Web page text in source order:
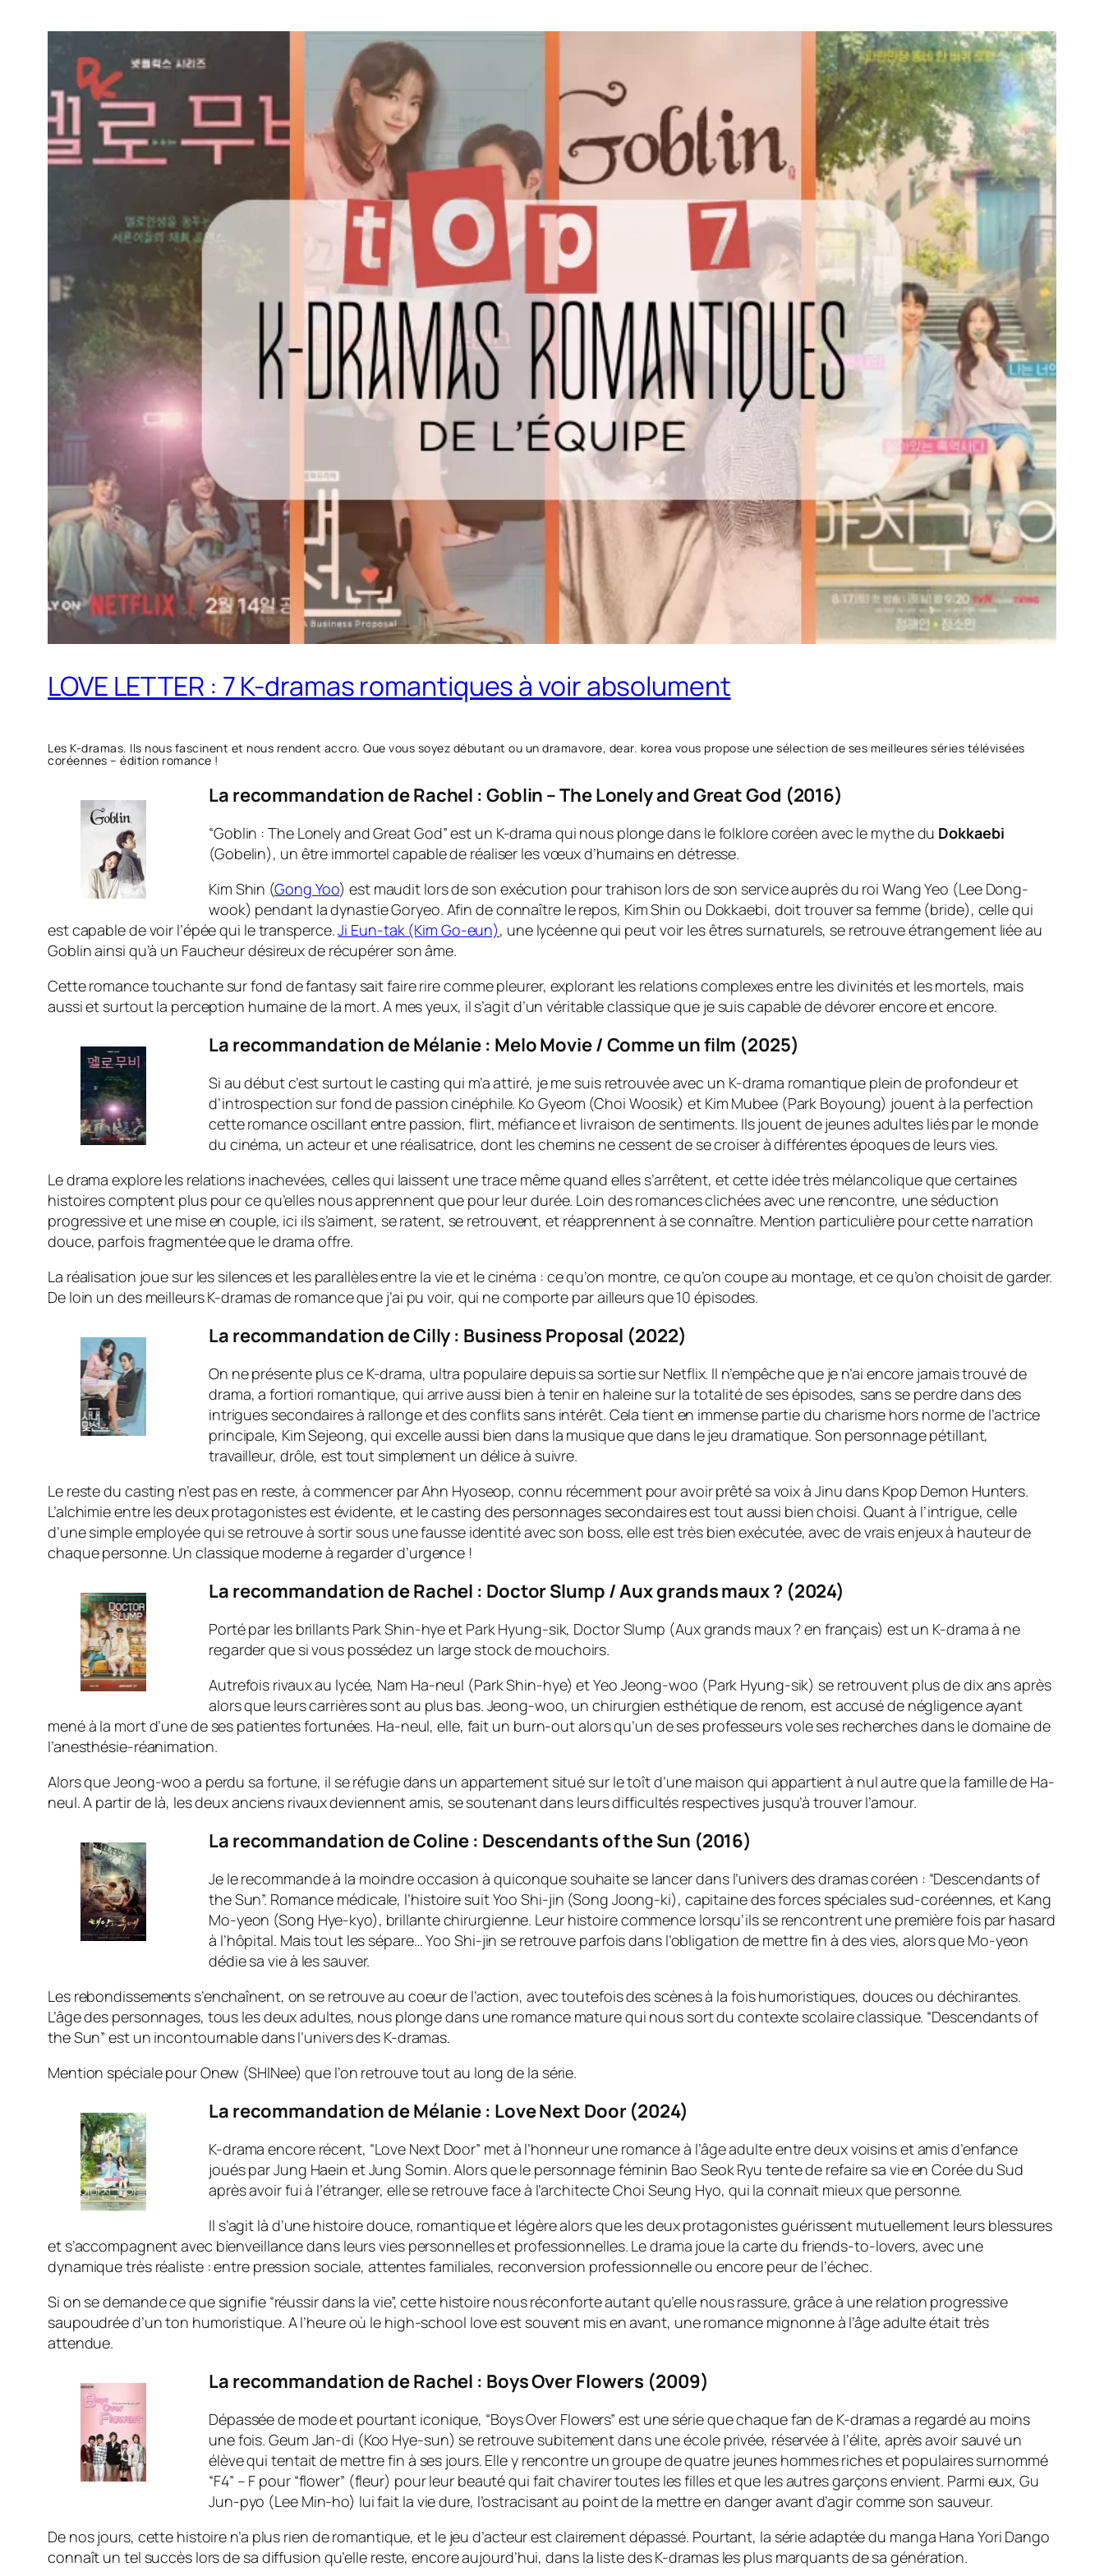
LOVE LETTER : 7 K-dramas romantiques à voir absolument
Les K-dramas. Ils nous fascinent et nous rendent accro. Que vous soyez débutant ou un dramavore, dear. korea vous propose une sélection de ses meilleures séries télévisées
coréennes – édition romance !
La recommandation de Rachel : Goblin – The Lonely and Great God (2016)
“Goblin : The Lonely and Great God” est un K-drama qui nous plonge dans le folklore coréen avec le mythe du Dokkaebi
(Gobelin), un être immortel capable de réaliser les vœux d’humains en détresse.
Kim Shin (Gong Yoo) est maudit lors de son exécution pour trahison lors de son service auprès du roi Wang Yeo (Lee Dong-
wook) pendant la dynastie Goryeo. Afin de connaître le repos, Kim Shin ou Dokkaebi, doit trouver sa femme (bride), celle qui
est capable de voir l’épée qui le transperce.Ji Eun-tak (Kim Go-eun), une lycéenne qui peut voir les êtres surnaturels, se retrouve étrangement liée au
Goblin ainsi qu’à un Faucheur désireux de récupérer son âme.
Cette romance touchante sur fond de fantasy sait faire rire comme pleurer, explorant les relations complexes entre les divinités et les mortels, mais
aussi et surtout la perception humaine de la mort. A mes yeux, il s’agit d’un véritable classique que je suis capable de dévorer encore et encore.
La recommandation de Mélanie : Melo Movie / Comme un film (2025)
Si au début c’est surtout le casting qui m’a attiré, je me suis retrouvée avec un K-drama romantique plein de profondeur et
d’introspection sur fond de passion cinéphile. Ko Gyeom (Choi Woosik) et Kim Mubee (Park Boyoung) jouent à la perfection
cette romance oscillant entre passion, flirt, méfiance et livraison de sentiments. Ils jouent de jeunes adultes liés par le monde
du cinéma, un acteur et une réalisatrice, dont les chemins ne cessent de se croiser à différentes époques de leurs vies.
Le drama explore les relations inachevées, celles qui laissent une trace même quand elles s’arrêtent, et cette idée très mélancolique que certaines
histoires comptent plus pour ce qu’elles nous apprennent que pour leur durée. Loin des romances clichées avec une rencontre, une séduction
progressive et une mise en couple, ici ils s’aiment, se ratent, se retrouvent, et réapprennent à se connaître. Mention particulière pour cette narration
douce, parfois fragmentée que le drama offre.
La réalisation joue sur les silences et les parallèles entre la vie et le cinéma : ce qu’on montre, ce qu’on coupe au montage, et ce qu’on choisit de garder.
De loin un des meilleurs K-dramas de romance que j’ai pu voir, qui ne comporte par ailleurs que 10 épisodes.
La recommandation de Cilly : Business Proposal (2022)
On ne présente plus ce K-drama, ultra populaire depuis sa sortie sur Netflix. Il n’empêche que je n’ai encore jamais trouvé de
drama, a fortiori romantique, qui arrive aussi bien à tenir en haleine sur la totalité de ses épisodes, sans se perdre dans des
intrigues secondaires à rallonge et des conflits sans intérêt. Cela tient en immense partie du charisme hors norme de l’actrice
principale, Kim Sejeong, qui excelle aussi bien dans la musique que dans le jeu dramatique. Son personnage pétillant,
travailleur, drôle, est tout simplement un délice à suivre.
Le reste du casting n’est pas en reste, à commencer par Ahn Hyoseop, connu récemment pour avoir prêté sa voix à Jinu dans Kpop Demon Hunters.
L’alchimie entre les deux protagonistes est évidente, et le casting des personnages secondaires est tout aussi bien choisi. Quant à l’intrigue, celle
d’une simple employée qui se retrouve à sortir sous une fausse identité avec son boss, elle est très bien exécutée, avec de vrais enjeux à hauteur de
chaque personne. Un classique moderne à regarder d’urgence !
La recommandation de Rachel : Doctor Slump / Aux grands maux ? (2024)
Porté par les brillants Park Shin-hye et Park Hyung-sik, Doctor Slump (Aux grands maux ? en français) est un K-drama à ne
regarder que si vous possédez un large stock de mouchoirs.
Autrefois rivaux au lycée, Nam Ha-neul (Park Shin-hye) et Yeo Jeong-woo (Park Hyung-sik) se retrouvent plus de dix ans après
alors que leurs carrières sont au plus bas. Jeong-woo, un chirurgien esthétique de renom, est accusé de négligence ayant
mené à la mort d’une de ses patientes fortunées. Ha-neul, elle, fait un burn-out alors qu’un de ses professeurs vole ses recherches dans le domaine de
l’anesthésie-réanimation.
Alors que Jeong-woo a perdu sa fortune, il se réfugie dans un appartement situé sur le toît d’une maison qui appartient à nul autre que la famille de Ha-
neul. A partir de là, les deux anciens rivaux deviennent amis, se soutenant dans leurs difficultés respectives jusqu’à trouver l’amour.
La recommandation de Coline : Descendants of the Sun (2016)
Je le recommande à la moindre occasion à quiconque souhaite se lancer dans l’univers des dramas coréen : “Descendants of
the Sun”. Romance médicale, l’histoire suit Yoo Shi-jin (Song Joong-ki), capitaine des forces spéciales sud-coréennes, et Kang
Mo-yeon (Song Hye-kyo), brillante chirurgienne. Leur histoire commence lorsqu’ils se rencontrent une première fois par hasard
à l’hôpital. Mais tout les sépare… Yoo Shi-jin se retrouve parfois dans l’obligation de mettre fin à des vies, alors que Mo-yeon
dédie sa vie à les sauver.
Les rebondissements s’enchaînent, on se retrouve au coeur de l’action, avec toutefois des scènes à la fois humoristiques, douces ou déchirantes.
L’âge des personnages, tous les deux adultes, nous plonge dans une romance mature qui nous sort du contexte scolaire classique. “Descendants of
the Sun” est un incontournable dans l’univers des K-dramas.
Mention spéciale pour Onew (SHINee) que l’on retrouve tout au long de la série.
La recommandation de Mélanie : Love Next Door (2024)
K-drama encore récent, “Love Next Door” met à l’honneur une romance à l’âge adulte entre deux voisins et amis d’enfance
joués par Jung Haein et Jung Somin. Alors que le personnage féminin Bao Seok Ryu tente de refaire sa vie en Corée du Sud
après avoir fui à l’étranger, elle se retrouve face à l’architecte Choi Seung Hyo, qui la connait mieux que personne.
Il s’agit là d’une histoire douce, romantique et légère alors que les deux protagonistes guérissent mutuellement leurs blessures
et s’accompagnent avec bienveillance dans leurs vies personnelles et professionnelles. Le drama joue la carte du friends-to-lovers, avec une
dynamique très réaliste : entre pression sociale, attentes familiales, reconversion professionnelle ou encore peur de l’échec.
Si on se demande ce que signifie “réussir dans la vie”, cette histoire nous réconforte autant qu’elle nous rassure, grâce à une relation progressive
saupoudrée d’un ton humoristique. A l’heure où le high-school love est souvent mis en avant, une romance mignonne à l’âge adulte était très
attendue.
La recommandation de Rachel : Boys Over Flowers (2009)
Dépassée de mode et pourtant iconique, “Boys Over Flowers” est une série que chaque fan de K-dramas a regardé au moins
une fois. Geum Jan-di (Koo Hye-sun) se retrouve subitement dans une école privée, réservée à l’élite, après avoir sauvé un
élève qui tentait de mettre fin à ses jours. Elle y rencontre un groupe de quatre jeunes hommes riches et populaires surnommé
“F4” – F pour “flower” (fleur) pour leur beauté qui fait chavirer toutes les filles et que les autres garçons envient. Parmi eux, Gu
Jun-pyo (Lee Min-ho) lui fait la vie dure, l’ostracisant au point de la mettre en danger avant d’agir comme son sauveur.
De nos jours, cette histoire n’a plus rien de romantique, et le jeu d’acteur est clairement dépassé. Pourtant, la série adaptée du manga Hana Yori Dango
connaît un tel succès lors de sa diffusion qu’elle reste, encore aujourd’hui, dans la liste des K-dramas les plus marquants de sa génération.